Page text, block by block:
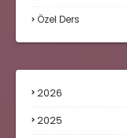
Özel Ders
2026
2025